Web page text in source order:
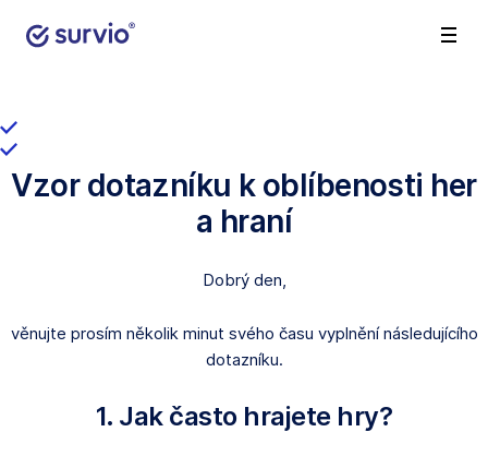
Vzor dotazníku k oblíbenosti her
a hraní
Dobrý den,
věnujte prosím několik minut svého času vyplnění následujícího
dotazníku.
1. Jak často hrajete hry?